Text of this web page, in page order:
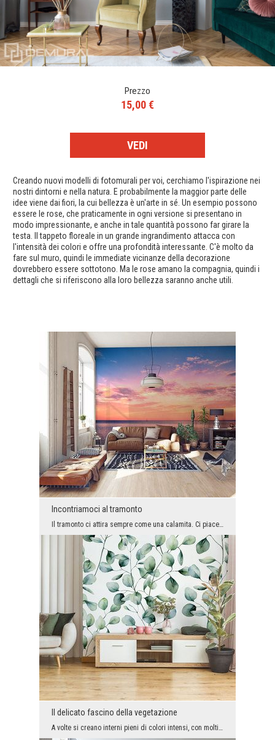
Prezzo
15,00 €
VEDI
Creando nuovi modelli di fotomurali per voi, cerchiamo l'ispirazione nei
nostri dintorni e nella natura. E probabilmente la maggior parte delle
idee viene dai fiori, la cui bellezza è un'arte in sé. Un esempio possono
essere le rose, che praticamente in ogni versione si presentano in
modo impressionante, e anche in tale quantità possono far girare la
testa. Il tappeto floreale in un grande ingrandimento attacca con
l'intensità dei colori e offre una profondità interessante. C'è molto da
fare sul muro, quindi le immediate vicinanze della decorazione
dovrebbero essere sottotono. Ma le rose amano la compagnia, quindi i
dettagli che si riferiscono alla loro bellezza saranno anche utili.
Incontriamoci al tramonto
Il tramonto ci attira sempre come una calamita. Ci piace guardarlo, lo consideriamo una circostan...
Il delicato fascino della vegetazione
A volte si creano interni pieni di colori intensi, con molti dettagli decorativi, molto impressio...